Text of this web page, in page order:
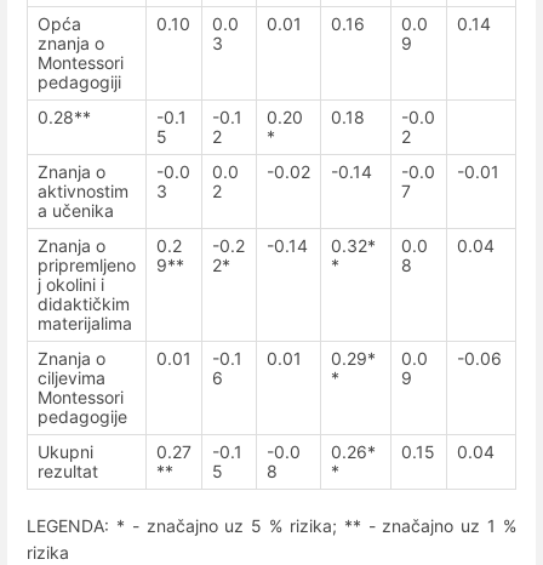
Opća
znanja o
Montessori
pedagogiji
0.10
0.0
3
0.01 0.16
0.0
9
0.14
0.28**
-0.1
5
-0.1
2
0.20
*
0.18
-0.0
2
Znanja o
aktivnostim
a učenika
-0.0
3
0.0
2
-0.02 -0.14
-0.0
7
-0.01
Znanja o
pripremljeno
j okolini i
didaktičkim
materijalima
0.2
9**
-0.2
2*
-0.14
0.32*
*
0.0
8
0.04
Znanja o
ciljevima
Montessori
pedagogije
0.01
-0.1
6
0.01
0.29*
*
0.0
9
-0.06
Ukupni
rezultat
0.27
**
-0.1
5
-0.0
8
0.26*
*
0.15 0.04
LEGENDA: * - značajno uz 5 % rizika; ** - značajno uz 1 %
rizika